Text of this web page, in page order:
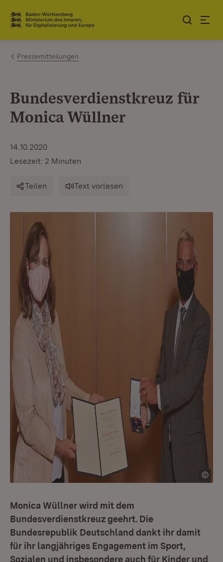
Zum Inhalt springen
Link zur Startseite
Pressemitteilungen
Bundesverdienstkreuz für
Monica Wüllner
14.10.2020
Lesezeit: 2 Minuten
Teilen Text vorlesen
Monica Wüllner wird mit dem
Bundesverdienstkreuz geehrt. Die
Bundesrepublik Deutschland dankt ihr damit
für ihr langjähriges Engagement im Sport,
Sozialen und insbesondere auch für Kinder und